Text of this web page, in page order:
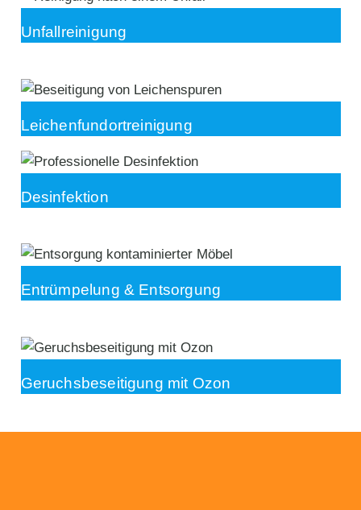
Unfallreinigung
Leichenfundortreinigung
Desinfektion
Entrümpelung & Entsorgung
Geruchsbeseitigung mit Ozon